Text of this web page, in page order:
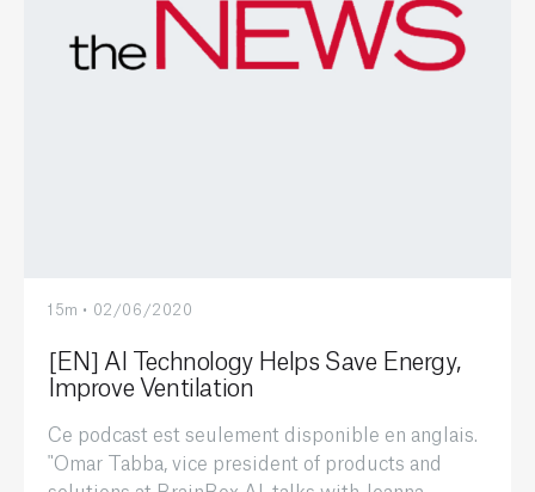
15m • 02/06/2020
[EN] AI Technology Helps Save Energy,
Improve Ventilation
Ce podcast est seulement disponible en anglais.
"Omar Tabba, vice president of products and